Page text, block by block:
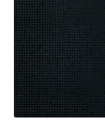
Informatii
Plata si Livrare
Politică de
Politica de cookie